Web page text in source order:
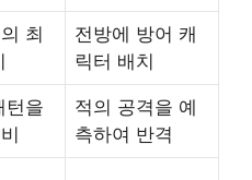
최
전방에 방어 캐
릭터 배치
턴을
적의 공격을 예
측하여 반격